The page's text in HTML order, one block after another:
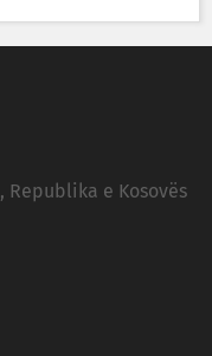
Republika e Kosovës